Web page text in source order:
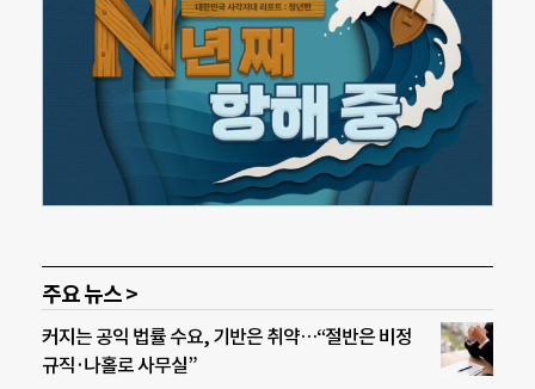
주요 뉴스 >
커지는 공익 법률 수요, 기반은 취약…“절반은 비정
규직·나홀로 사무실”